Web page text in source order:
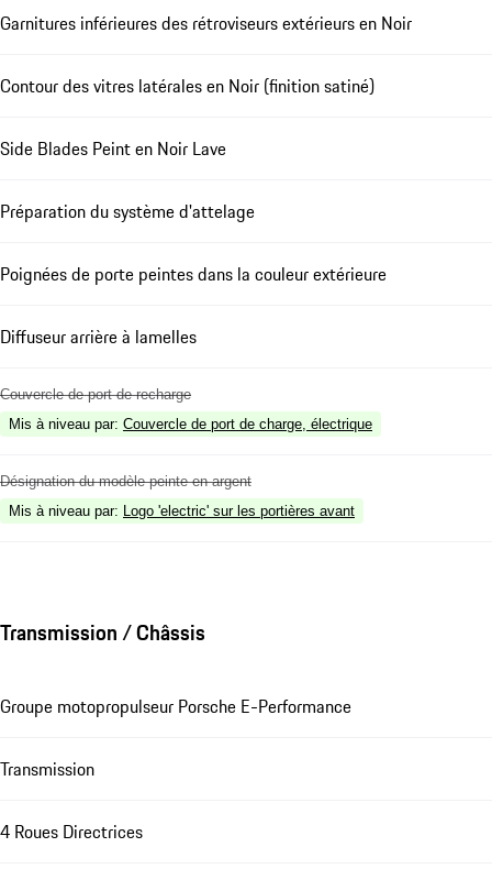
Garnitures inférieures des rétroviseurs extérieurs en Noir
Contour des vitres latérales en Noir (finition satiné)
Side Blades Peint en Noir Lave
Préparation du système d'attelage
Poignées de porte peintes dans la couleur extérieure
Diffuseur arrière à lamelles
Couvercle de port de recharge
Mis à niveau par: Couvercle de port de charge, électrique
Désignation du modèle peinte en argent
Mis à niveau par: Logo 'electric' sur les portières avant
Transmission / Châssis
Groupe motopropulseur Porsche E-Performance
Transmission
4 Roues Directrices